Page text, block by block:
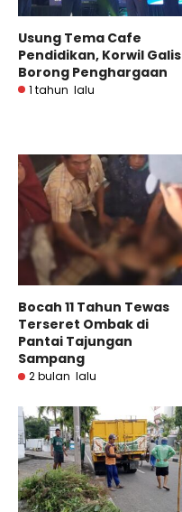
Usung Tema Cafe
Pendidikan, Korwil Galis
Borong Penghargaan
1 tahun lalu
Bocah 11 Tahun Tewas
Terseret Ombak di
Pantai Tajungan
Sampang
2 bulan lalu